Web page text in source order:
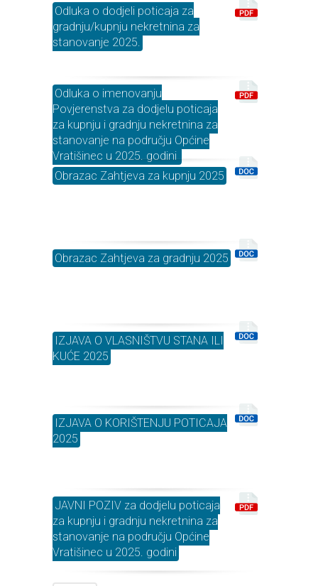
Odluka o dodjeli poticaja za
gradnju/kupnju nekretnina za
stanovanje 2025.
Odluka o imenovanju
Povjerenstva za dodjelu poticaja
za kupnju i gradnju nekretnina za
stanovanje na području Općine
Vratišinec u 2025. godini
Obrazac Zahtjeva za kupnju 2025
Obrazac Zahtjeva za gradnju 2025
IZJAVA O VLASNIŠTVU STANA ILI
KUĆE 2025
IZJAVA O KORIŠTENJU POTICAJA
2025
JAVNI POZIV za dodjelu poticaja
za kupnju i gradnju nekretnina za
stanovanje na području Općine
Vratišinec u 2025. godini